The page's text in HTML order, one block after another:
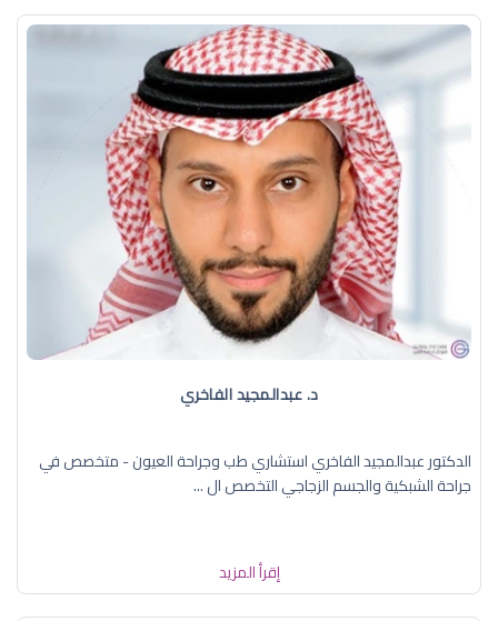
د. عبدالمجيد الفاخري
الدكتور عبدالمجيد الفاخري استشاري طب وجراحة العيون - متخصص في
جراحة الشبكية والجسم الزجاجي التخصص ال ...
إقرأ المزيد